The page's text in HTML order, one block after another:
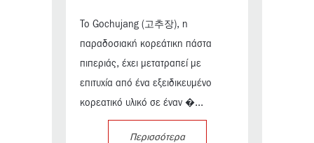
Το Gochujang (고추장), η
παραδοσιακή κορεάτικη πάστα
πιπεριάς, έχει μετατραπεί με
επιτυχία από ένα εξειδικευμένο
κορεατικό υλικό σε έναν �...
Περισσότερα